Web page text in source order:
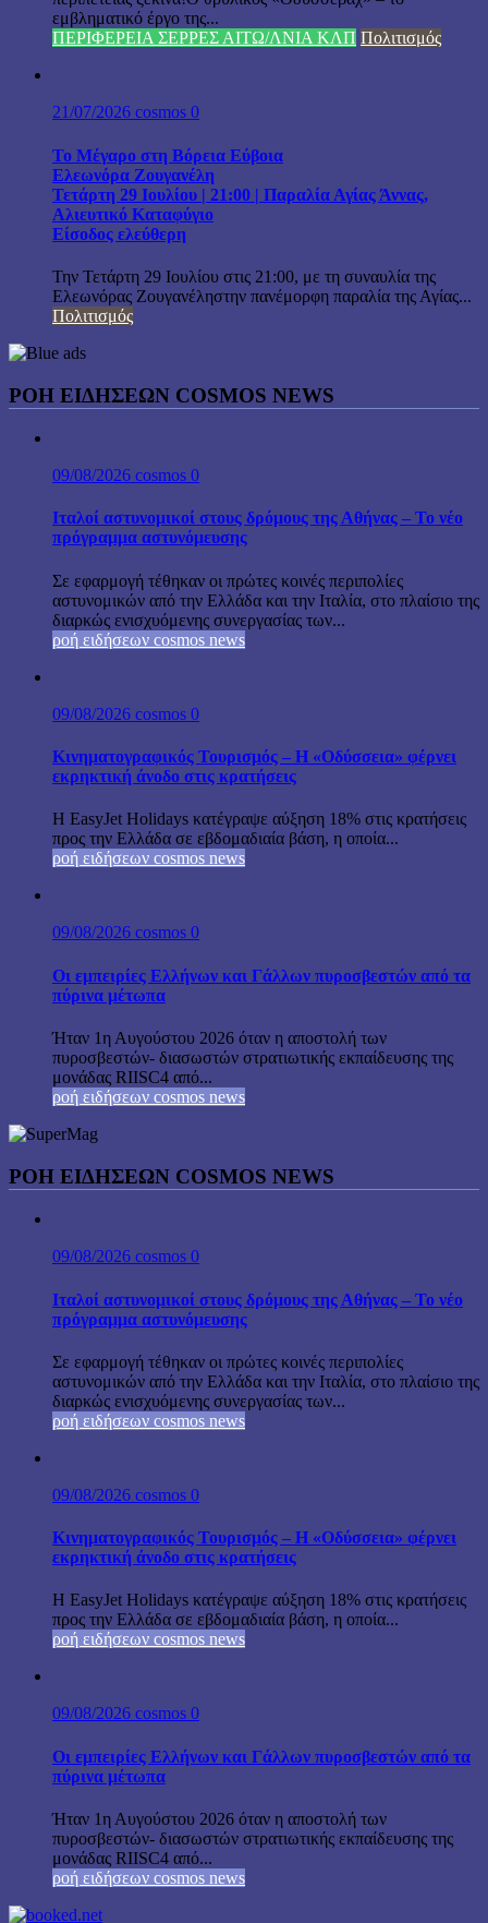
εμβληματικό έργο της...
ΠΕΡΙΦΕΡΕΙΑ ΣΕΡΡΕΣ ΑΙΤΩ/ΛΝΙΑ ΚΛΠ Πολιτισμός
21/07/2026 cosmos 0
Το Μέγαρο στη Βόρεια Εύβοια
Ελεωνόρα Ζουγανέλη
Τετάρτη 29 Ιουλίου | 21:00 | Παραλία Αγίας Άννας,
Αλιευτικό Καταφύγιο
Είσοδος ελεύθερη
Την Τετάρτη 29 Ιουλίου στις 21:00, με τη συναυλία της
Ελεωνόρας Ζουγανέληστην πανέμορφη παραλία της Αγίας...
Πολιτισμός
ΡΟΗ ΕΙΔΗΣΕΩΝ COSMOS NEWS
09/08/2026 cosmos 0
Ιταλοί αστυνομικοί στους δρόμους της Αθήνας – Το νέο
πρόγραμμα αστυνόμευσης
Σε εφαρμογή τέθηκαν οι πρώτες κοινές περιπολίες
αστυνομικών από την Ελλάδα και την Ιταλία, στο πλαίσιο της
διαρκώς ενισχυόμενης συνεργασίας των...
ροή ειδήσεων cosmos news
09/08/2026 cosmos 0
Κινηματογραφικός Τουρισμός – Η «Οδύσσεια» φέρνει
εκρηκτική άνοδο στις κρατήσεις
Η EasyJet Holidays κατέγραψε αύξηση 18% στις κρατήσεις
προς την Ελλάδα σε εβδομαδιαία βάση, η οποία...
ροή ειδήσεων cosmos news
09/08/2026 cosmos 0
Οι εμπειρίες Ελλήνων και Γάλλων πυροσβεστών από τα
πύρινα μέτωπα
Ήταν 1η Αυγούστου 2026 όταν η αποστολή των
πυροσβεστών- διασωστών στρατιωτικής εκπαίδευσης της
μονάδας RIISC4 από...
ροή ειδήσεων cosmos news
ΡΟΉ ΕΙΔΉΣΕΩΝ COSMOS NEWS
09/08/2026 cosmos 0
Ιταλοί αστυνομικοί στους δρόμους της Αθήνας – Το νέο
πρόγραμμα αστυνόμευσης
Σε εφαρμογή τέθηκαν οι πρώτες κοινές περιπολίες
αστυνομικών από την Ελλάδα και την Ιταλία, στο πλαίσιο της
διαρκώς ενισχυόμενης συνεργασίας των...
ροή ειδήσεων cosmos news
09/08/2026 cosmos 0
Κινηματογραφικός Τουρισμός – Η «Οδύσσεια» φέρνει
εκρηκτική άνοδο στις κρατήσεις
Η EasyJet Holidays κατέγραψε αύξηση 18% στις κρατήσεις
προς την Ελλάδα σε εβδομαδιαία βάση, η οποία...
ροή ειδήσεων cosmos news
09/08/2026 cosmos 0
Οι εμπειρίες Ελλήνων και Γάλλων πυροσβεστών από τα
πύρινα μέτωπα
Ήταν 1η Αυγούστου 2026 όταν η αποστολή των
πυροσβεστών- διασωστών στρατιωτικής εκπαίδευσης της
μονάδας RIISC4 από...
ροή ειδήσεων cosmos news